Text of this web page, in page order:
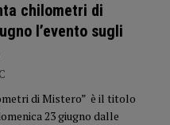
chilometri di
l’evento sugli
di Mistero” è il titolo
23 giugno dalle